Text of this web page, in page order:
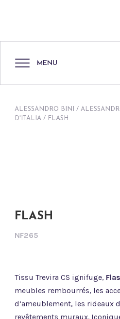
MENU
ALESSANDRO BINI /
D'ITALIA / FLASH
FLASH
NF265
Tissu Trevira CS ignifuge,
meubles rembourrés, les
d’ameublement, les rideaux
revêtements muraux.